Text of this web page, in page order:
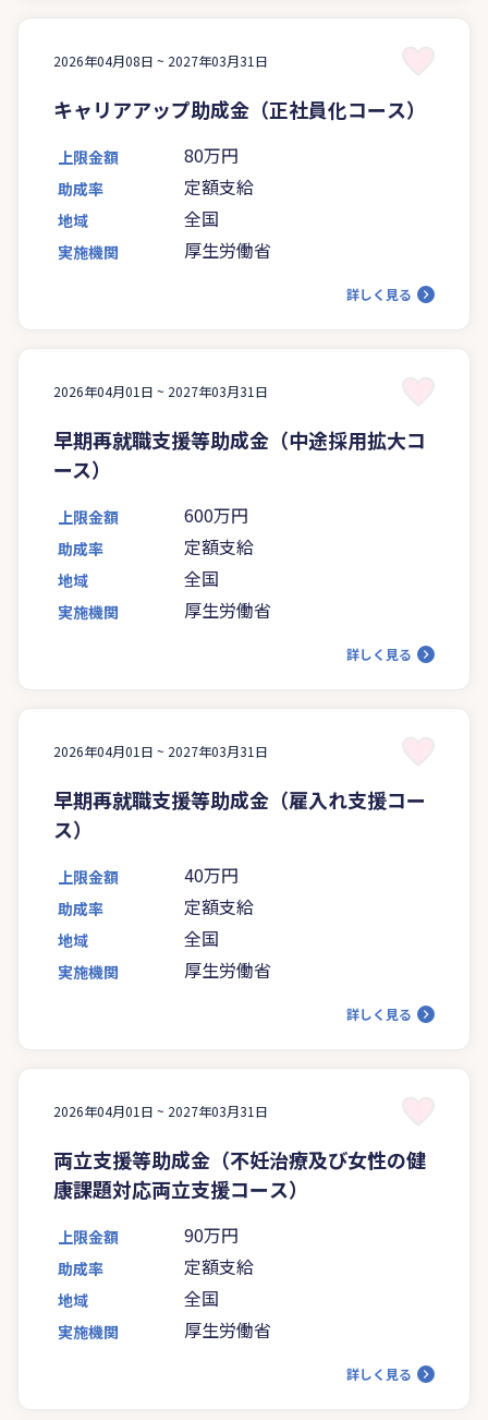
2026年04月08日 ~ 2027年03月31日
キャリアアップ助成金（正社員化コース）
上限金額 80万円
助成率 定額支給
地域 全国
実施機関 厚生労働省
詳しく見る
2026年04月01日 ~ 2027年03月31日
早期再就職支援等助成金（中途採用拡大コ
ース）
上限金額 600万円
助成率 定額支給
地域 全国
実施機関 厚生労働省
詳しく見る
2026年04月01日 ~ 2027年03月31日
早期再就職支援等助成金（雇入れ支援コー
ス）
上限金額 40万円
助成率 定額支給
地域 全国
実施機関 厚生労働省
詳しく見る
2026年04月01日 ~ 2027年03月31日
両立支援等助成金（不妊治療及び女性の健
康課題対応両立支援コース）
上限金額 90万円
助成率 定額支給
地域 全国
実施機関 厚生労働省
詳しく見る